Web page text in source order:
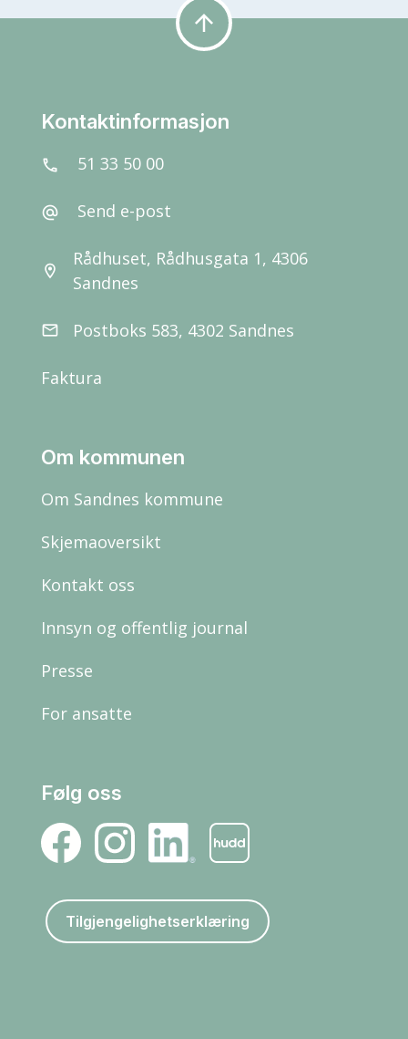
arrow_upward
Kontaktinformasjon
call 51 33 50 00
alternate_email Send e-post
location_on
Rådhuset, Rådhusgata 1, 4306
Sandnes
email Postboks 583, 4302 Sandnes
Faktura
Om kommunen
Om Sandnes kommune
Skjemaoversikt
Kontakt oss
Innsyn og offentlig journal
Presse
For ansatte
Følg oss
Tilgjengelighetserklæring